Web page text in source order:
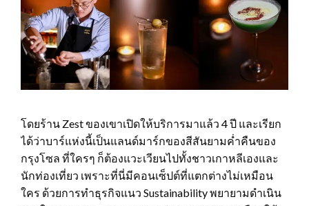
โดยร้าน Zest ของเขาเปิดให้บริการมาแล้ว 4 ปี และเรียก
ได้ว่าบาร์แห่งนี้เป็นแลนด์มาร์กของสีสันยามค่ำคืนของ
กรุงโซล ที่ใครๆ ก็ต้องแวะเวียนไปทั้งชาวเกาหลีเองและ
นักท่องเที่ยว เพราะที่นี่มีคอนเซ็ปต์ที่แตกต่างไม่เหมือน
ใคร ด้วยการทำธุรกิจแนว Sustainability พยายามดำเนิน